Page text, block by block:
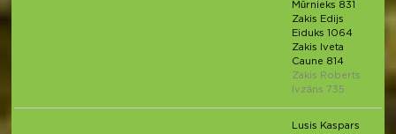
Mūrnieks 831
Zakis Edijs
Eiduks 1064
Zakis Iveta
Caune 814
Zakis Roberts
Ivzāns 735
Lusis Kaspars